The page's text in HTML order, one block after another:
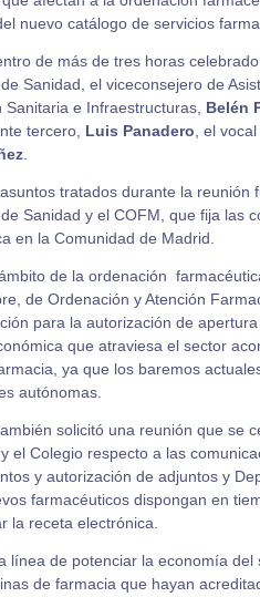
nuevo catálogo de servicios
de más de tres horas
Sanidad, el viceconsejero de
Sanitaria e Infraestructuras, Belén
tercero, Luis Panadero, el
.
tratados durante la
Sanidad y el COFM, que fija las
en la Comunidad de Madrid.
de la ordenación
de Ordenación y Atención
para la autorización de
que atraviesa el sector
ya que los baremos
autónomas.
solicitó una reunión que se
el Colegio respecto a las
y autorización de adjuntos y
farmacéuticos dispongan en
la receta electrónica.
línea de potenciar la economía
de farmacia que hayan